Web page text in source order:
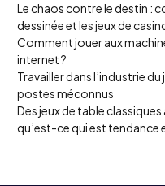
Le chaos contre le destin :
dessinée et les jeux de
Comment jouer aux
internet ?
Travailler dans l’industrie
postes méconnus
Des jeux de table
qu’est-ce qui est tendance